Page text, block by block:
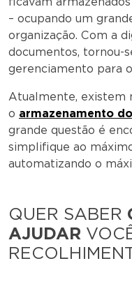
– ocupando um
organização. Com a
documentos, tornou-
gerenciamento para
Atualmente, existem
o armazenamento
grande questão é
simplifique ao
automatizando o
QUER SABER
AJUDAR